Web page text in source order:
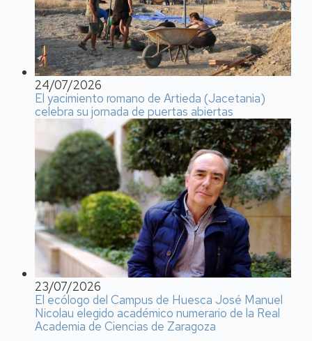
24/07/2026
El yacimiento romano de Artieda (Jacetania)
celebra su jornada de puertas abiertas
23/07/2026
El ecólogo del Campus de Huesca José Manuel
Nicolau elegido académico numerario de la Real
Academia de Ciencias de Zaragoza